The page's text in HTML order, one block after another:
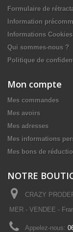
Formulaire de
Information
Informations Cookies
Qui sommes-nous ?
Politique de
Mon compte
Mes commandes
Mes avoirs
Mes adresses
Mes informations
Mes bons de
NOTRE
CRAZY
MER - VENDEE -
Appelez-nous: